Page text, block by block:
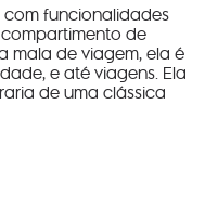
funcionalidades
de
mala de viagem, ela é
e até viagens. Ela
de uma clássica